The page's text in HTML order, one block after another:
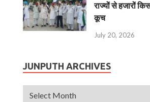
राज्यों से हजारों
कूच
July 20, 2026
JUNPUTH ARCHIVES